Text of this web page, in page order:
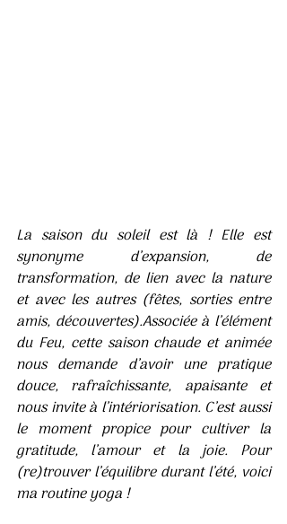
La saison du soleil est là ! Elle est
synonyme d’expansion, de
transformation, de lien avec la nature
et avec les autres (fêtes, sorties entre
amis, découvertes).Associée à l’élément
du Feu, cette saison chaude et animée
nous demande d’avoir une pratique
douce, rafraîchissante, apaisante et
nous invite à l’intériorisation. C’est aussi
le moment propice pour cultiver la
gratitude, l’amour et la joie. Pour
(re)trouver l’équilibre durant l’été, voici
ma routine yoga !